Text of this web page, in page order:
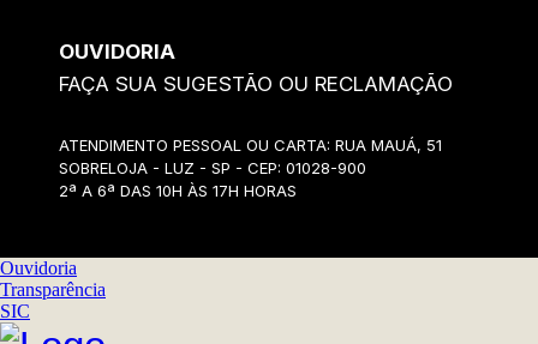
OUVIDORIA
FAÇA SUA SUGESTÃO OU RECLAMAÇÃO
ATENDIMENTO PESSOAL OU CARTA: RUA MAUÁ, 51
SOBRELOJA - LUZ - SP - CEP: 01028-900
2ª A 6ª DAS 10H ÀS 17H HORAS
Ouvidoria
Transparência
SIC